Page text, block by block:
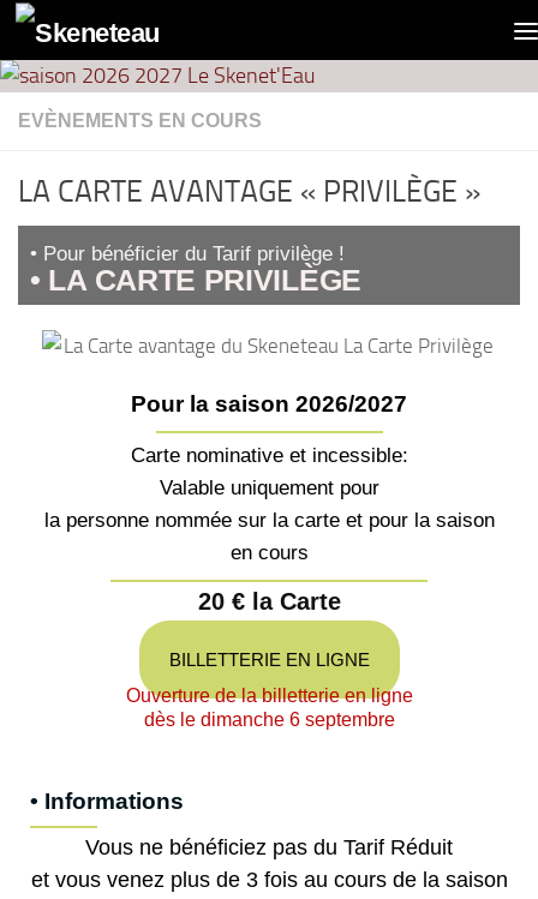
Panneau de gestion des cookies
principal
Skip to content
EVÈNEMENTS EN COURS
LA CARTE AVANTAGE « PRIVILÈGE »
• Pour bénéficier du Tarif privilège !
• LA CARTE PRIVILÈGE
Pour la saison 2026/2027
Carte nominative et incessible:
Valable uniquement pour
la personne nommée sur la carte et pour la saison
en cours
20 € la Carte
BILLETTERIE EN LIGNE
Ouverture de la billetterie en ligne
dès le dimanche 6 septembre
• Informations
Vous ne bénéficiez pas du Tarif Réduit
et vous venez plus de 3 fois au cours de la saison